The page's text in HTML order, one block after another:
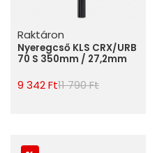
Raktáron
Nyeregcső KLS CRX/URB
70 S 350mm / 27,2mm
9 342 Ft11 790 Ft